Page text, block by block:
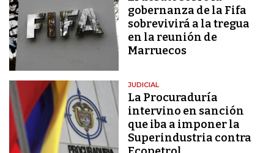
gobernanza de la Fifa
sobrevivirá a la tregua
en la reunión de
Marruecos
JUDICIAL
La Procuraduría
intervino en sanción
que iba a imponer la
Superindustria contra